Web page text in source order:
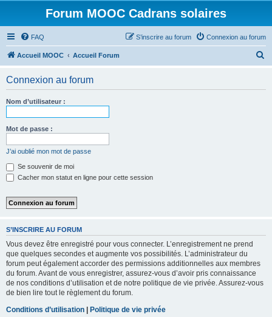
Forum MOOC Cadrans solaires
FAQ Connexion au forum
S’inscrire au forum
Accueil MOOC Accueil Forum
Connexion au forum
Nom d’utilisateur :
Mot de passe :
J’ai oublié mon mot de passe
Se souvenir de moi
Cacher mon statut en ligne pour cette session
S’INSCRIRE AU FORUM
Vous devez être enregistré pour vous connecter. L’enregistrement ne prend
que quelques secondes et augmente vos possibilités. L’administrateur du
forum peut également accorder des permissions additionnelles aux membres
du forum. Avant de vous enregistrer, assurez-vous d’avoir pris connaissance
de nos conditions d’utilisation et de notre politique de vie privée. Assurez-vous
de bien lire tout le règlement du forum.
Conditions d’utilisation | Politique de vie privée